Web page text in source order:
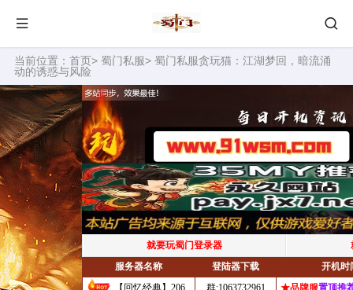
当前位置： 首页> 蜀门私服> 蜀门私服贪玩猫：江湖梦回，暗流涌
动的诱惑与风险